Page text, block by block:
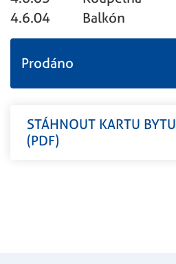
4.6.04 Balkón
Prodáno
STÁHNOUT KARTU BYTU
(PDF)